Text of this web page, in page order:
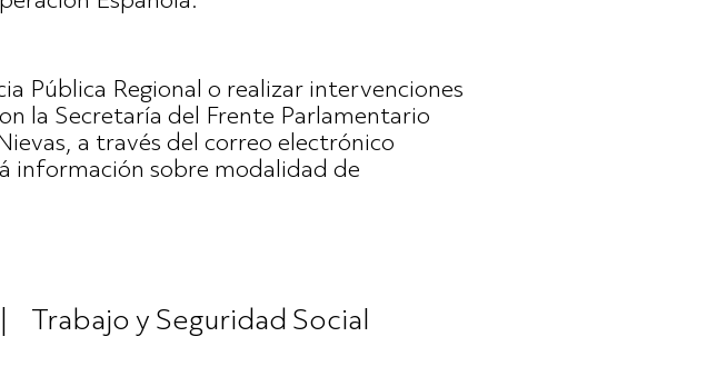
Pública Regional o realizar intervenciones
la Secretaría del Frente Parlamentario
a través del correo electrónico
información sobre modalidad de
Trabajo y Seguridad Social